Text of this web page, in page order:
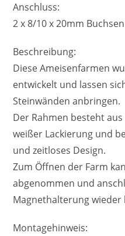
Anschluss:
2 x 8/10 x 20mm Buchsen
Beschreibung:
Diese Ameisenfarmen
entwickelt und lassen
Steinwänden anbringen.
Der Rahmen besteht
weißer Lackierung und
und zeitloses Design.
Zum Öffnen der Farm
abgenommen und
Magnethalterung wieder
Montagehinweis: